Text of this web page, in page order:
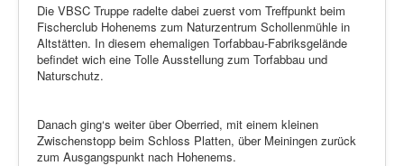
Die VBSC Truppe radelte dabei zuerst vom Treffpunkt beim
Fischerclub Hohenems zum Naturzentrum Schollenmühle in
Altstätten. In diesem ehemaligen Torfabbau-Fabriksgelände
befindet wich eine Tolle Ausstellung zum Torfabbau und
Naturschutz.
Danach ging‘s weiter über Oberried, mit einem kleinen
Zwischenstopp beim Schloss Platten, über Meiningen zurück
zum Ausgangspunkt nach Hohenems.